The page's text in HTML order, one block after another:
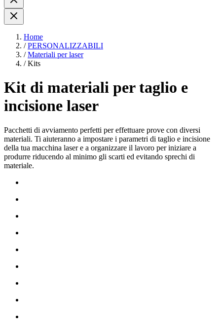
Home
/ PERSONALIZZABILI
/ Materiali per laser
/ Kits
Kit di materiali per taglio e
incisione laser
Pacchetti di avviamento perfetti per effettuare prove con diversi
materiali. Ti aiuteranno a impostare i parametri di taglio e incisione
della tua macchina laser e a organizzare il lavoro per iniziare a
produrre riducendo al minimo gli scarti ed evitando sprechi di
materiale.